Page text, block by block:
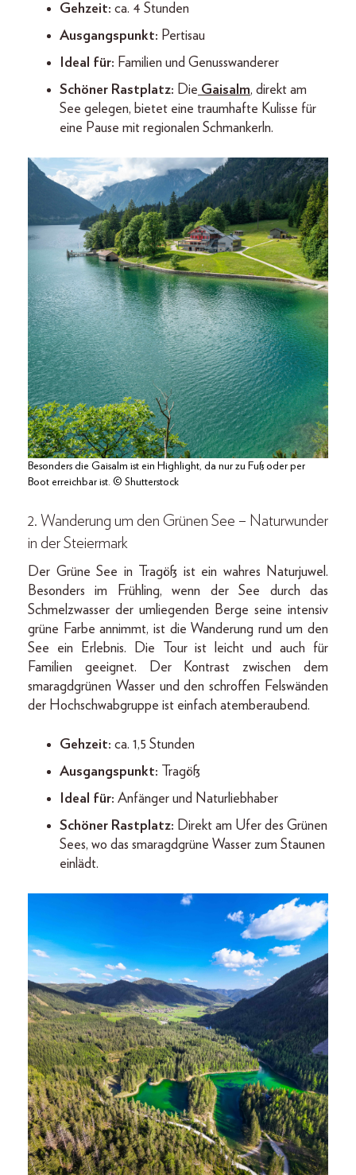
Gehzeit: ca. 4 Stunden
Ausgangspunkt: Pertisau
Ideal für: Familien und Genusswanderer
Schöner Rastplatz: Die Gaisalm, direkt am
See gelegen, bietet eine traumhafte Kulisse für
eine Pause mit regionalen Schmankerln.
Besonders die Gaisalm ist ein Highlight, da nur zu Fuß oder per
Boot erreichbar ist. © Shutterstock
2. Wanderung um den Grünen See – Naturwunder
in der Steiermark
Der Grüne See in Tragöß ist ein wahres Naturjuwel.
Besonders im Frühling, wenn der See durch das
Schmelzwasser der umliegenden Berge seine intensiv
grüne Farbe annimmt, ist die Wanderung rund um den
See ein Erlebnis. Die Tour ist leicht und auch für
Familien geeignet. Der Kontrast zwischen dem
smaragdgrünen Wasser und den schroffen Felswänden
der Hochschwabgruppe ist einfach atemberaubend.
Gehzeit: ca. 1,5 Stunden
Ausgangspunkt: Tragöß
Ideal für: Anfänger und Naturliebhaber
Schöner Rastplatz: Direkt am Ufer des Grünen
Sees, wo das smaragdgrüne Wasser zum Staunen
einlädt.